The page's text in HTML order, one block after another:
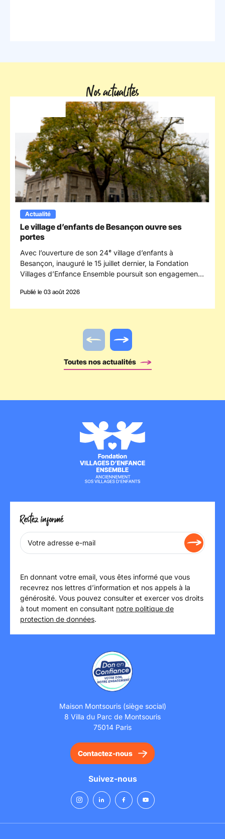
Nos actualités
Actualité
Le village d’enfants de Besançon ouvre ses
portes
Avec l’ouverture de son 24ᵉ village d’enfants à
Besançon, inauguré le 15 juillet dernier, la Fondation
Villages d’Enfance Ensemble poursuit son engagement
l’enfance en s’implantant dans le département du
Publié le 03 août 2026
Actualité précédente
Actualité suivante
Toutes nos actualités
Restez informé
En donnant votre email, vous êtes informé que vous
recevrez nos lettres d’information et nos appels à la
générosité. Vous pouvez consulter et exercer vos droits
à tout moment en consultant notre politique de
protection de données.
Maison Montsouris (siège social)
8 Villa du Parc de Montsouris
75014 Paris
Contactez-nous
Suivez-nous